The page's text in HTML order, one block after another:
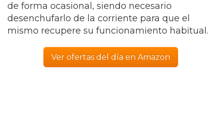
de forma ocasional, siendo necesario
desenchufarlo de la corriente para que el
mismo recupere su funcionamiento habitual.
Ver ofertas del día en Amazon